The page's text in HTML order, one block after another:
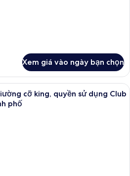
Xem giá vào ngày bạn chọn
Minibar, két bảo mật tại phòng, bàn
cỡ king, quyền sử dụng Club
phố